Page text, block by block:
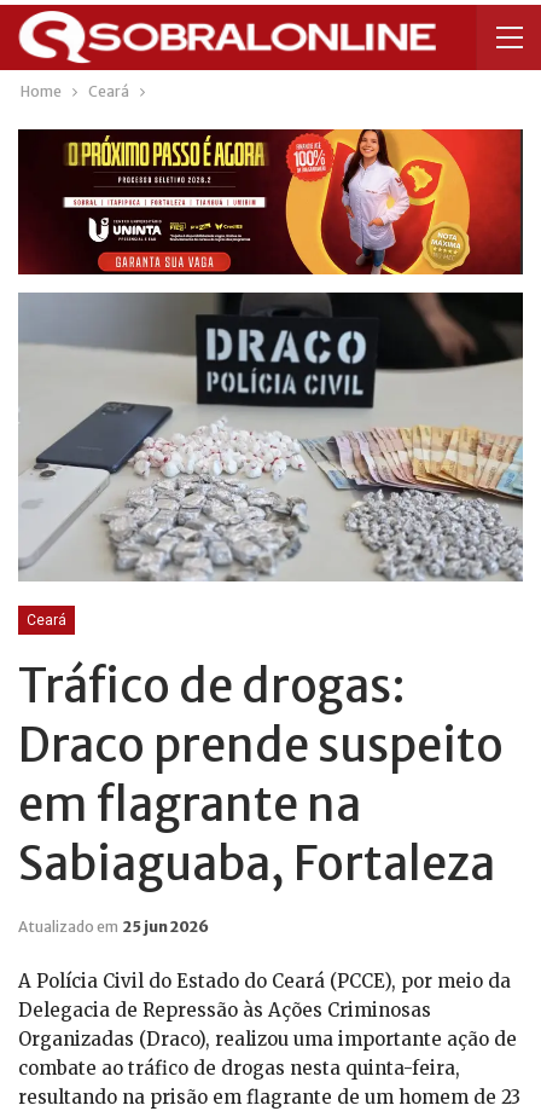
Home Ceará
Ceará
Tráfico de drogas:
Draco prende suspeito
em flagrante na
Sabiaguaba, Fortaleza
Atualizado em 25 jun 2026
A Polícia Civil do Estado do Ceará (PCCE), por meio da
Delegacia de Repressão às Ações Criminosas
Organizadas (Draco), realizou uma importante ação de
combate ao tráfico de drogas nesta quinta-feira,
resultando na prisão em flagrante de um homem de 23